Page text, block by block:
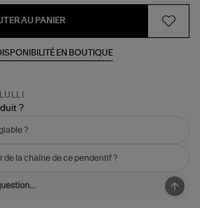
AU PANIER
EN BOUTIQUE
?
?
de la chaîne de ce pendentif ?